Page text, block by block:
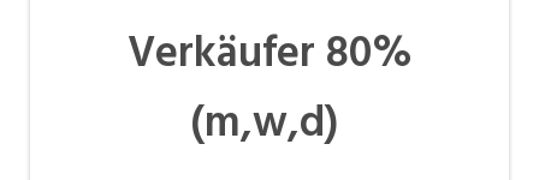
Verkäufer 80%
(m,w,d)